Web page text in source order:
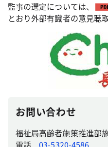
監事の選定については、
とおり外部有識者の意見聴
お問い合わせ
福祉局高齢者施策推進部
電話03-5320-4586